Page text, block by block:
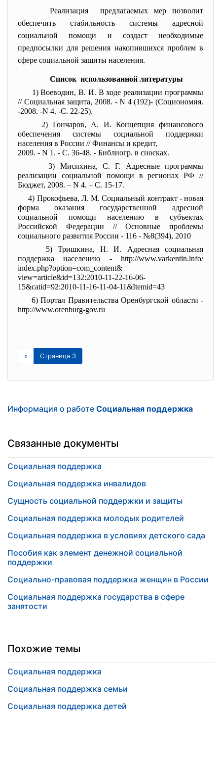
Реализация предлагаемых мер позволит
обеспечить стабильность системы адресной
социальной помощи и создаст необходимые
предпосылки для решения накопившихся проблем в
сфере социальной защиты населения.
Список использованной литературы
1)Воеводин, В. И. В ходе реализации программы
// Социальная защита, 2008. - N 4 (192)- (Социономия.
-2008. -N 4. -С. 22-25).
2) Гончаров, А. И. Концепция финансового
обеспечения системы социальной поддержки
населения в России // Финансы и кредит,
2009. - N 1. - С. 36-48. - Библиогр. в сносках.
3) Мисихина, С. Г. Адресные программы
реализации социальной помощи в регионах РФ //
Бюджет, 2008. – N 4. – С. 15-17.
4) Прокофьева, Л. М. Социальный контракт - новая
форма оказания государственной адресной
социальной помощи населению в субъектах
Российской Федерации // Основные проблемы
социального развития России - 116 - №8(394), 2010
5) Тришкина, Н. И. Адресная социальная
поддержка населению - http://www.varkentin.info/
index.php?option=com_content&
view=article&id=132:2010-11-22-16-06-
15&catid=92:2010-11-16-11-04-11&Itemid=43
6) Портал Правительства Оренбургской области -
http://www.orenburg-gov.ru
« Страница 3
Информация о работе Социальная поддержка
Связанные документы
Социальная поддержка
Социальная поддержка инвалидов
Сущность социальной поддержки и защиты
Социальная поддержка молодых родителей
Социальная поддержка в условиях детского сада
Пособия как элемент денежной социальной
поддержки
Социально-правовая поддержка женщин в России
Социальная поддержка государства в сфере
занятости
Похожие темы
Социальная поддержка
Социальная поддержка семьи
Социальная поддержка детей